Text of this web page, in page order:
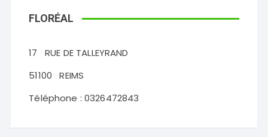
FLORÉAL
17
RUE DE TALLEYRAND
51100
REIMS
Téléphone :0326472843